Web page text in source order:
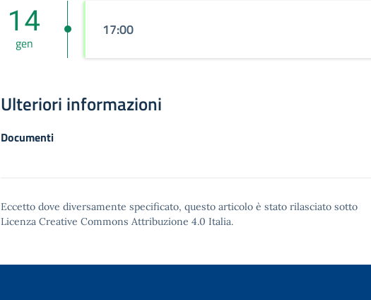
14
gen
17:00
Ulteriori informazioni
Documenti
Eccetto dove diversamente specificato, questo articolo è stato rilasciato sotto
Licenza Creative Commons Attribuzione 4.0 Italia.